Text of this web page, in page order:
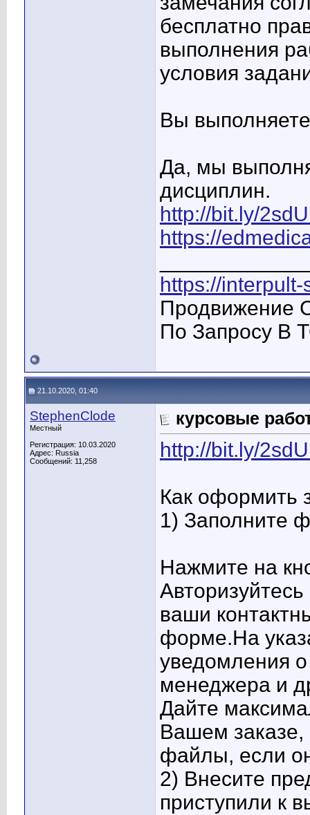
бесплатно
выполнения
условия
Вы
Да, мы
дисциплин.
http://bit.ly/
https://
https://
Продвижение
По Запросу В
21.10.2020, 01:40
StephenClode
Местный
Регистрация: 10.03.2020
Адрес: Russia
Сообщений: 11,258
курсовые
http://bit.ly/
Как оформить
1) Заполните
Нажмите на
ваши
форме.На
уведомления
менеджера и
Дайте
Вашем заказе,
файлы, если
2) Внесите
приступили к